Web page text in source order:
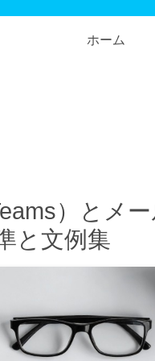
ホーム
）とメ
と文例集